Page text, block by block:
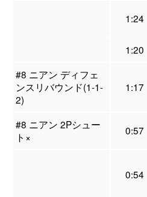
1:24
1:20
#8 ニアン ディフェ
ンスリバウンド(1-1-
2)
1:17
#8 ニアン 2Pシュー
ト×
0:57
0:54